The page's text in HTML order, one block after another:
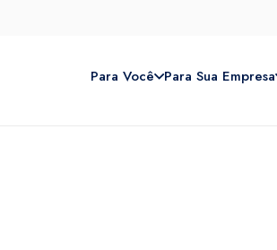
Para Você Para Sua Empresa